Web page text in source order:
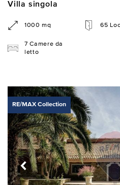
Villa singola
1000 mq 65
7 Camere da
letto
RE/MAX Collection